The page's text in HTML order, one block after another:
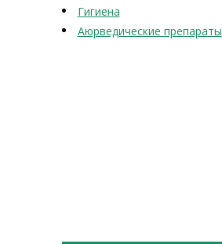
Гигиена
Аюрведические препараты